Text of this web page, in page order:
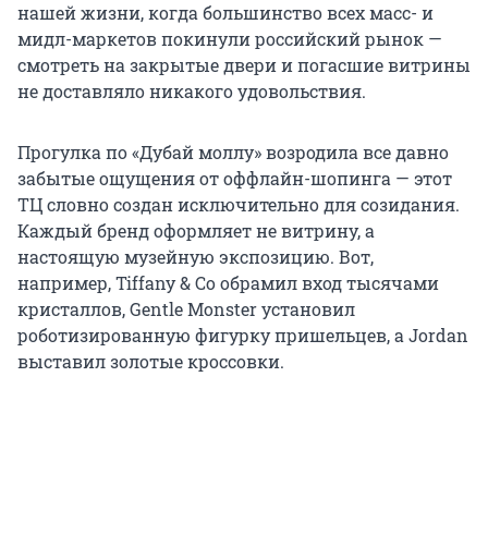
нашей жизни, когда большинство всех масс- и
мидл-маркетов покинули российский рынок —
смотреть на закрытые двери и погасшие витрины
не доставляло никакого удовольствия.
Прогулка по «Дубай моллу» возродила все давно
забытые ощущения от оффлайн-шопинга — этот
ТЦ словно создан исключительно для созидания.
Каждый бренд оформляет не витрину, а
настоящую музейную экспозицию. Вот,
например, Tiffany & Co обрамил вход тысячами
кристаллов, Gentle Monster установил
роботизированную фигурку пришельцев, а Jordan
выставил золотые кроссовки.